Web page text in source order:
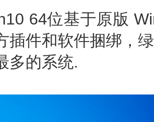
64位基于原版
插件和软件捆绑，
多的系统.